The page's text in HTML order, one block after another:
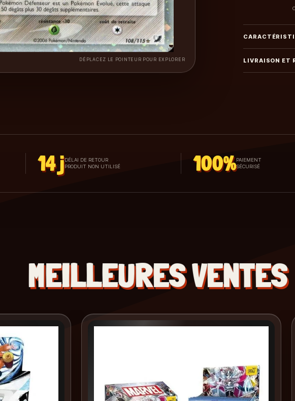
DÉPLACEZ LE POINTEUR POUR EXPLORER LIVRAISON ET
14 jDÉLAI DE RETOUR
PRODUIT NON UTILISÉ
100%PAIEMENT
SÉCURISÉ
MEILLEURES VENTES